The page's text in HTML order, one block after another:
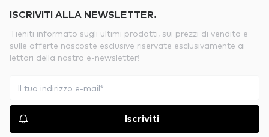
ISCRIVITI ALLA NEWSLETTER.
Tieniti informato sugli ultimi prodotti, sui prezzi di vendita e
sulle offerte nascoste esclusive riservate esclusivamente ai
lettori della nostra e-newsletter!
Iscriviti